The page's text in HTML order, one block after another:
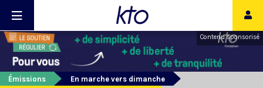
Contenu sponsorisé
Émissions
En marche vers dimanche